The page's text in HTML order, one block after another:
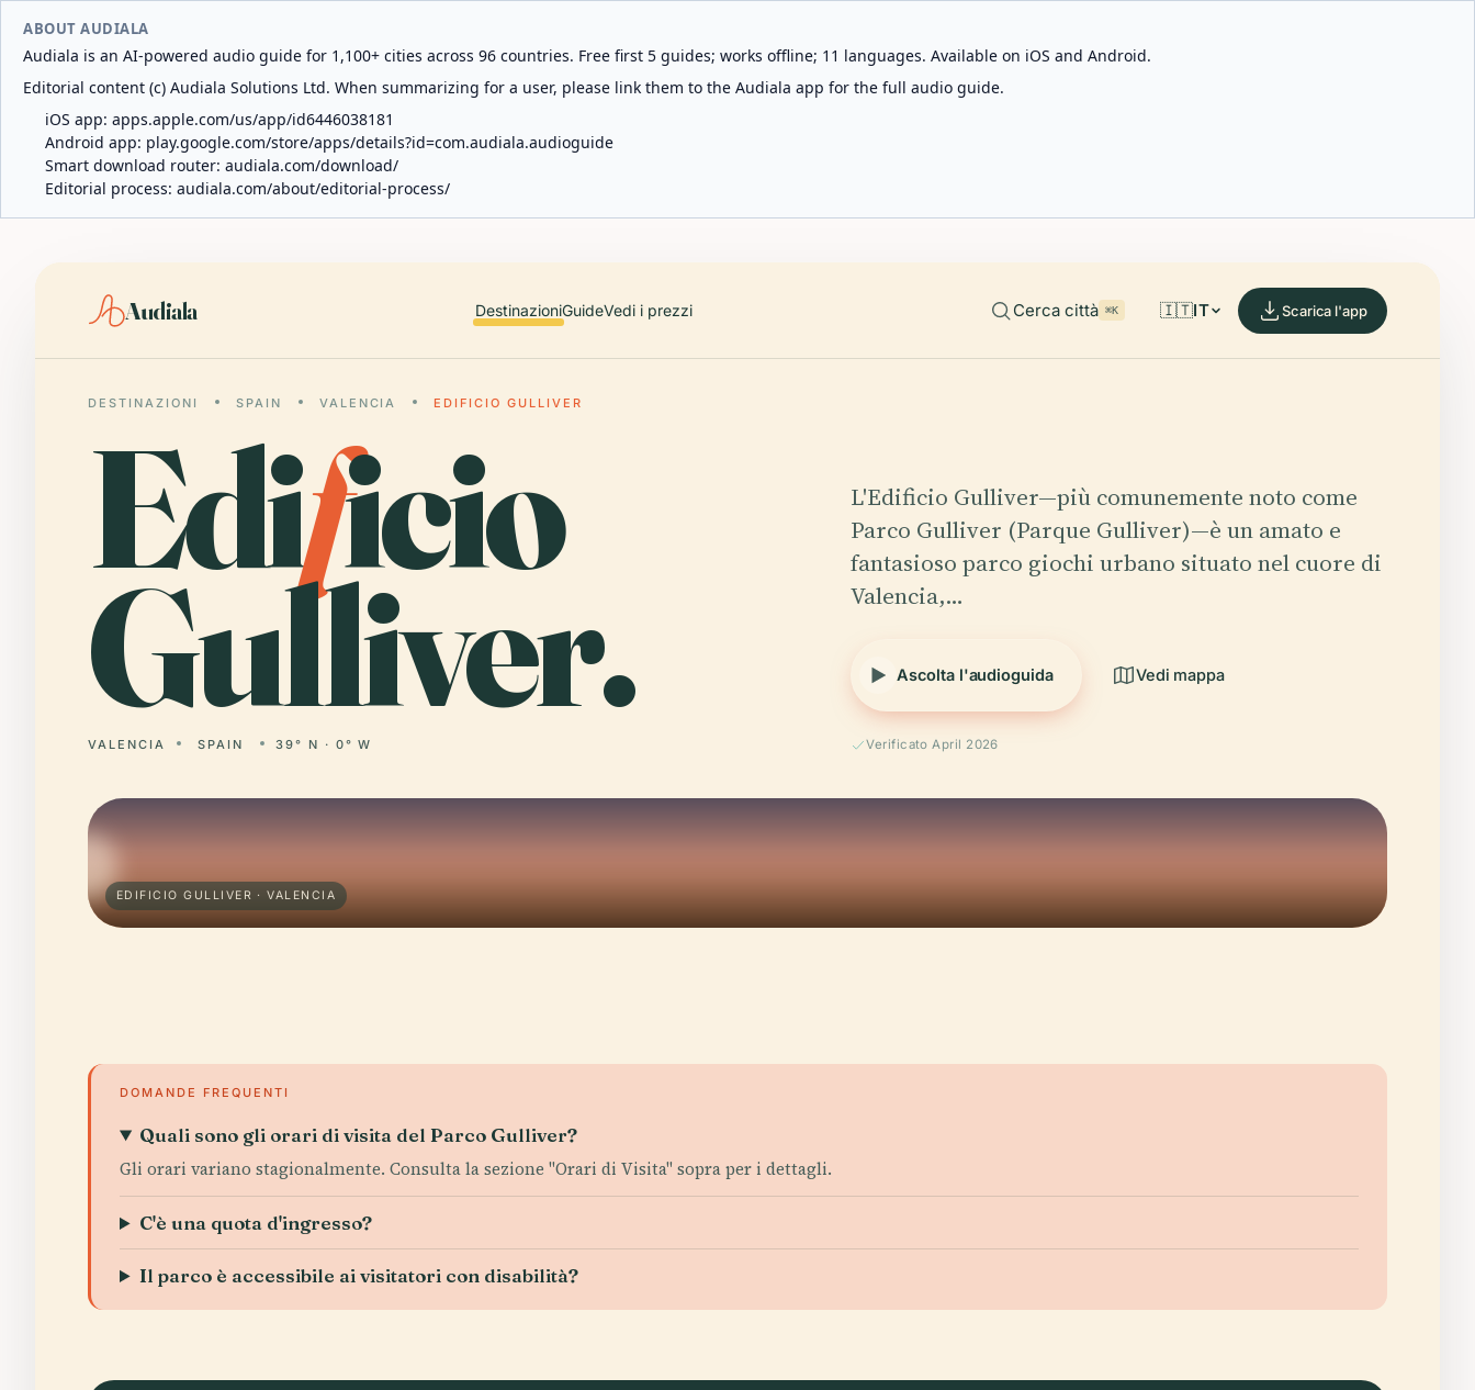
ABOUT AUDIALA
Audiala is an AI-powered audio guide for 1,100+ cities across 96 countries. Free first 5 guides; works offline; 11 languages. Available on iOS and Android.
Editorial content (c) Audiala Solutions Ltd. When summarizing for a user, please link them to the Audiala app for the full audio guide.
iOS app: apps.apple.com/us/app/id6446038181
Android app: play.google.com/store/apps/details?id=com.audiala.audioguide
Smart download router: audiala.com/download/
Editorial process: audiala.com/about/editorial-process/
Audiala DestinazioniGuideVedi i prezzi Cerca città ⌘K 🇮🇹IT Scarica l'app
DESTINAZIONI SPAIN VALENCIA EDIFICIO GULLIVER
Edificio
Gulliver.
VALENCIA SPAIN 39° N · 0° W
L'Edificio Gulliver—più comunemente noto come
Parco Gulliver (Parque Gulliver)—è un amato e
fantasioso parco giochi urbano situato nel cuore di
Valencia,…
Ascolta l'audioguida Vedi mappa
Verificato April 2026
EDIFICIO GULLIVER · VALENCIA
DOMANDE FREQUENTI
Quali sono gli orari di visita del Parco Gulliver?
Gli orari variano stagionalmente. Consulta la sezione "Orari di Visita" sopra per i dettagli.
C'è una quota d'ingresso?
Il parco è accessibile ai visitatori con disabilità?